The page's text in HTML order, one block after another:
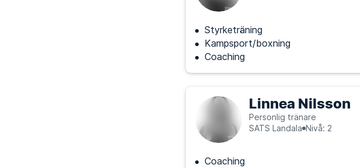
Styrketräning
Kampsport/boxning
Coaching
Linnea Nilsson
Personlig tränare
SATS Landala Nivå: 2
Coaching